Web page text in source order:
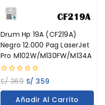
Drum Hp 19A (CF219A)
Negro 12.000 Pag LaserJet
Pro M102W/M130FW/M134A
0
out
of
S/369 S/ 359
Añadir Al Carrito